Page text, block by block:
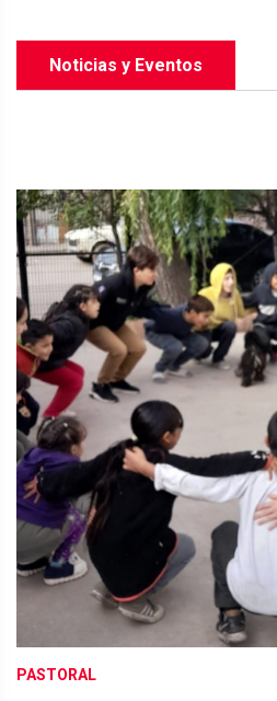
Noticias y Eventos
PASTORAL